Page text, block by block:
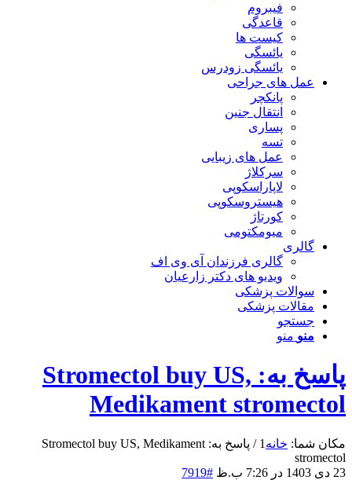
فیبروم
قاعدگی
کیست ها
یائسگی
یائسگی زودرس
عمل های جراحی
پانکچر
انتقال جنین
پساری
تسه
عمل های زیبایی
سرکلاژ
لاپاراسکوپی
هیستروسکوپی
کورتاژ
میومکتومی
گالری
گالری فرزندان آی وی اف
ویدیو های دکتر زارعیان
سوالات پزشکی
مقالات پزشکی
جستجو
منو منو
پاسخ به: Stromectol buy US,
Medikament stromectol
مکان شما: خانه 1
/
پاسخ به: Stromectol buy US, Medikament
stromectol
23 دی 1403 در 7:26 ب.ظ
#7919